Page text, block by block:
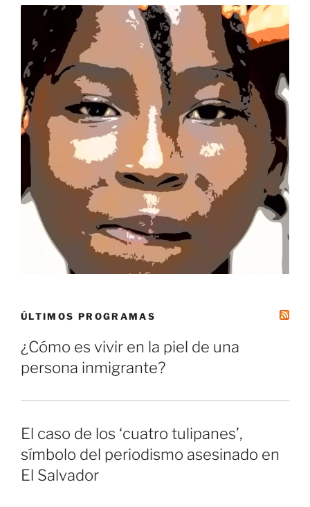
ÚLTIMOS PROGRAMAS
¿Cómo es vivir en la piel de una
persona inmigrante?
El caso de los ‘cuatro tulipanes’,
símbolo del periodismo asesinado en
El Salvador